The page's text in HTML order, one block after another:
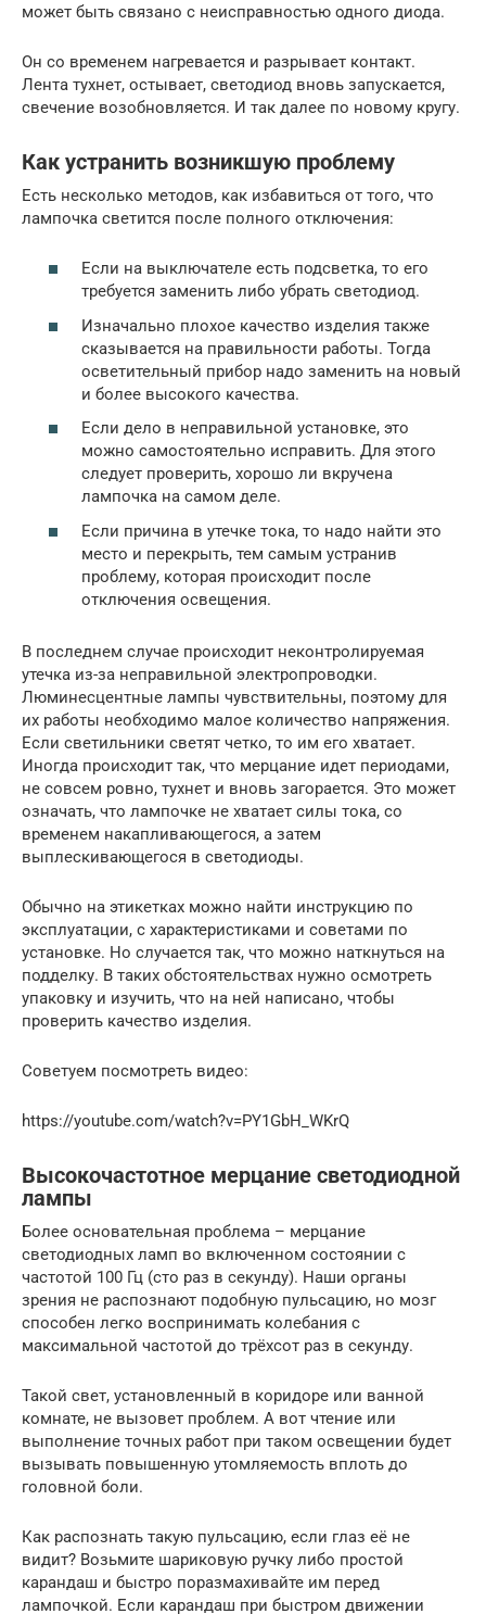
может быть связано с неисправностью одного диода.
Он со временем нагревается и разрывает контакт.
Лента тухнет, остывает, светодиод вновь запускается,
свечение возобновляется. И так далее по новому кругу.
Как устранить возникшую проблему
Есть несколько методов, как избавиться от того, что
лампочка светится после полного отключения:
Если на выключателе есть подсветка, то его
требуется заменить либо убрать светодиод.
Изначально плохое качество изделия также
сказывается на правильности работы. Тогда
осветительный прибор надо заменить на новый
и более высокого качества.
Если дело в неправильной установке, это
можно самостоятельно исправить. Для этого
следует проверить, хорошо ли вкручена
лампочка на самом деле.
Если причина в утечке тока, то надо найти это
место и перекрыть, тем самым устранив
проблему, которая происходит после
отключения освещения.
В последнем случае происходит неконтролируемая
утечка из-за неправильной электропроводки.
Люминесцентные лампы чувствительны, поэтому для
их работы необходимо малое количество напряжения.
Если светильники светят четко, то им его хватает.
Иногда происходит так, что мерцание идет периодами,
не совсем ровно, тухнет и вновь загорается. Это может
означать, что лампочке не хватает силы тока, со
временем накапливающегося, а затем
выплескивающегося в светодиоды.
Обычно на этикетках можно найти инструкцию по
эксплуатации, с характеристиками и советами по
установке. Но случается так, что можно наткнуться на
подделку. В таких обстоятельствах нужно осмотреть
упаковку и изучить, что на ней написано, чтобы
проверить качество изделия.
Советуем посмотреть видео:
https://youtube.com/watch?v=PY1GbH_WKrQ
Высокочастотное мерцание светодиодной
лампы
Более основательная проблема – мерцание
светодиодных ламп во включенном состоянии с
частотой 100 Гц (сто раз в секунду). Наши органы
зрения не распознают подобную пульсацию, но мозг
способен легко воспринимать колебания с
максимальной частотой до трёхсот раз в секунду.
Такой свет, установленный в коридоре или ванной
комнате, не вызовет проблем. А вот чтение или
выполнение точных работ при таком освещении будет
вызывать повышенную утомляемость вплоть до
головной боли.
Как распознать такую пульсацию, если глаз её не
видит? Возьмите шариковую ручку либо простой
карандаш и быстро поразмахивайте им перед
лампочкой. Если карандаш при быстром движении